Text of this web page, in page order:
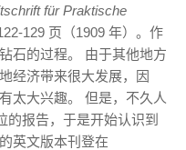
für Praktische
129 页（1909 年）。作
石的过程。 由于其他地方
经济带来很大发展，因
太大兴趣。 但是，不久人
的报告，于是开始认识到
英文版本刊登在